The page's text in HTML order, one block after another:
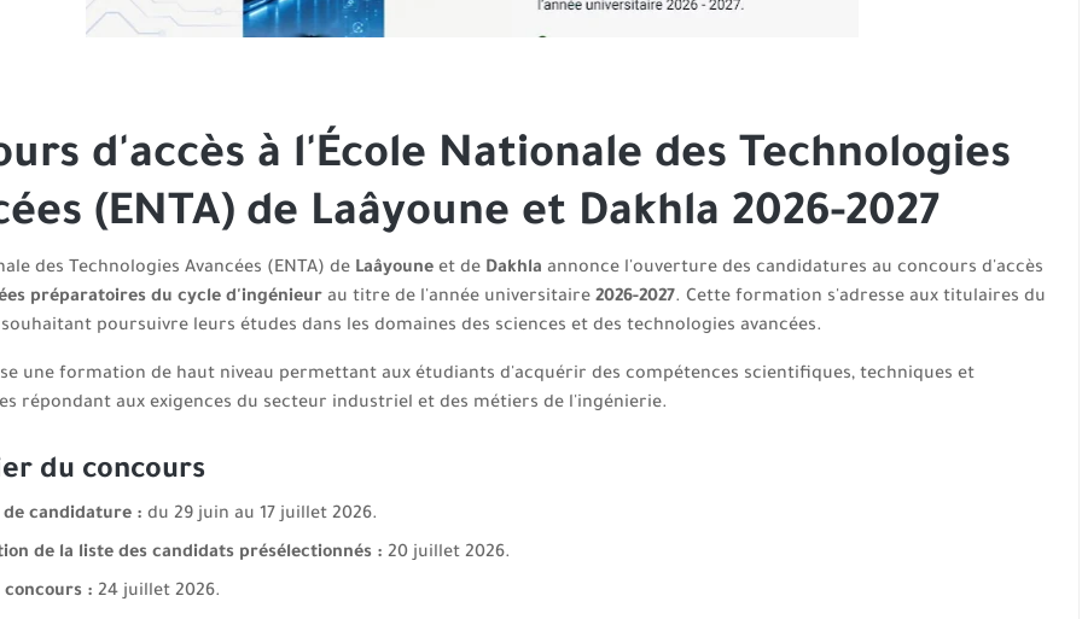
d'accès à l'École Nationale des Technologies
(ENTA) de Laâyoune et Dakhla 2026-2027
des Technologies Avancées (ENTA) de Laâyouneet de Dakhla annonce l'ouverture des candidatures au concours d'accès
préparatoires du cycle d'ingénieurau titre de l'année universitaire 2026-2027. Cette formation s'adresse aux titulaires du
poursuivre leurs études dans les domaines des sciences et des technologies avancées.
une formation de haut niveau permettant aux étudiants d'acquérir des compétences scientifiques, techniques et
répondant aux exigences du secteur industriel et des métiers de l'ingénierie.
du concours
de candidature : du 29 juin au 17 juillet 2026.
de la liste des candidats présélectionnés : 20 juillet 2026.
concours : 24 juillet 2026.